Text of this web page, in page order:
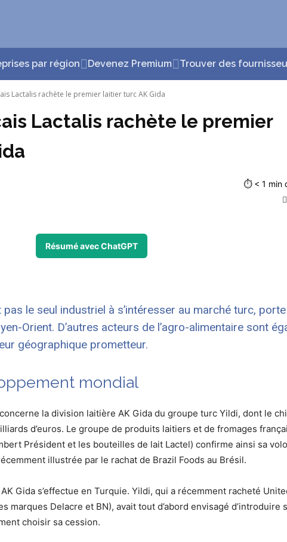
par région Devenez Premium Trouver des
Lactalis rachète le premier laitier turc AK Gida
Lactalis rachète le premier
⏱ < 1 min
Résumé avec ChatGPT
pas le seul industriel à s’intéresser au marché turc, porte
Orient. D’autres acteurs de l’agro-alimentaire sont
géographique prometteur.
mondial
concerne la division laitière AK Gida du groupe turc Yildi, dont le
d’euros. Le groupe de produits laitiers et de fromages
Président et les bouteilles de lait Lactel) confirme ainsi sa
illustrée par le rachat de Brazil Foods au Brésil.
Gida s’effectue en Turquie. Yildi, qui a récemment racheté
marques Delacre et BN), avait tout d’abord envisagé d’introduire
choisir sa cession.